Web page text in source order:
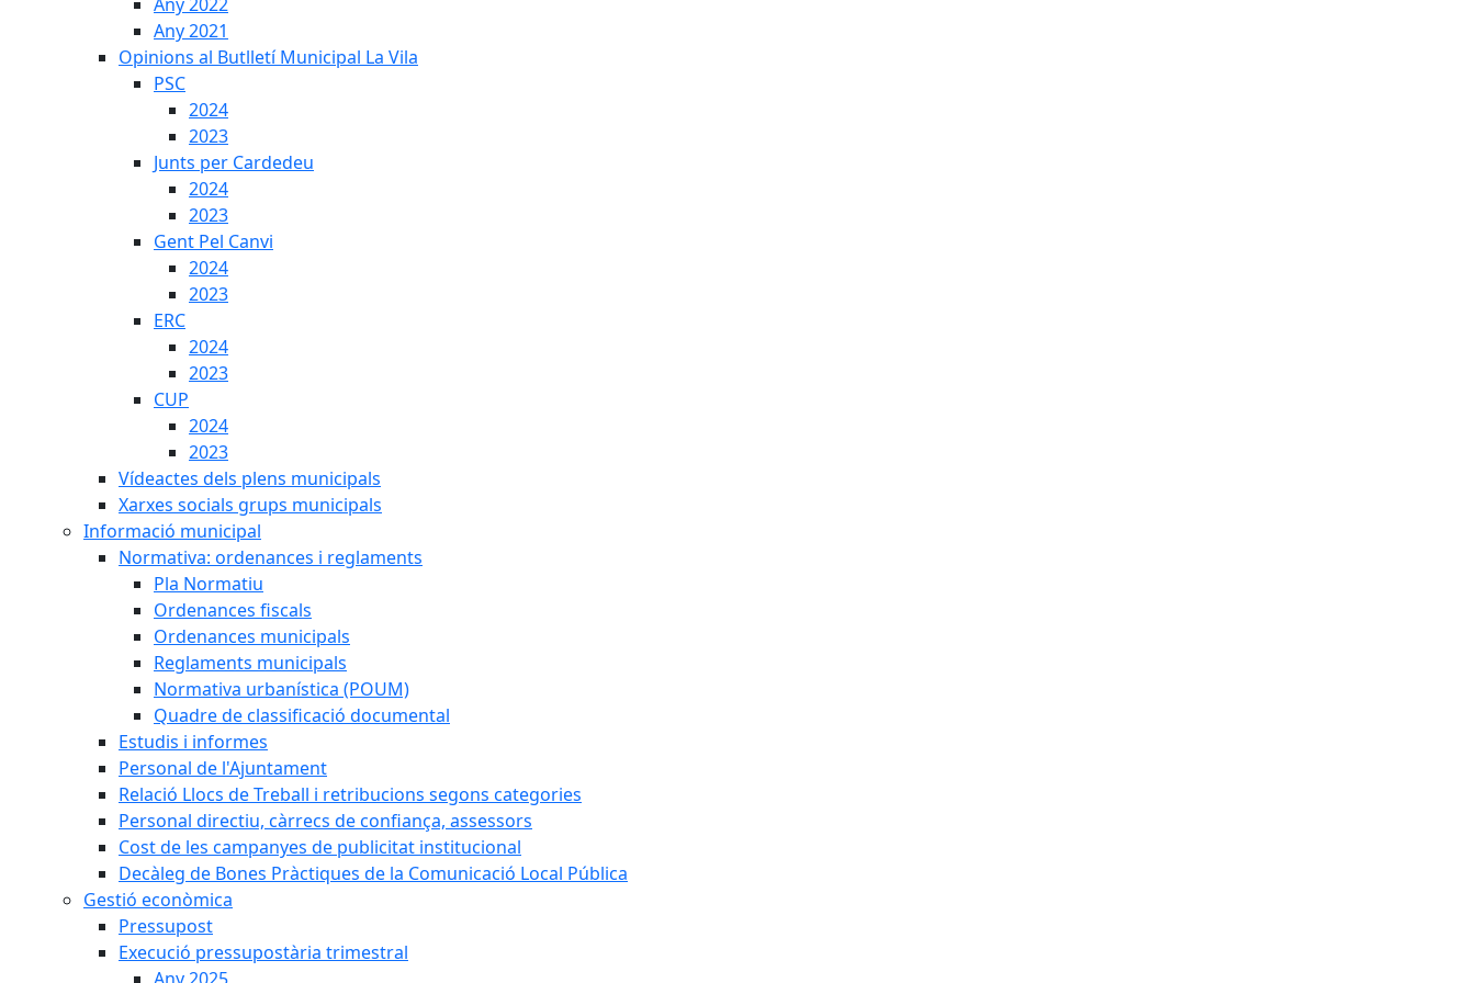
Any 2021
Opinions al Butlletí Municipal La Vila
PSC
2024
2023
Junts per Cardedeu
2024
2023
Gent Pel Canvi
2024
2023
ERC
2024
2023
CUP
2024
2023
Vídeactes dels plens municipals
Xarxes socials grups municipals
Informació municipal
Normativa: ordenances i reglaments
Pla Normatiu
Ordenances fiscals
Ordenances municipals
Reglaments municipals
Normativa urbanística (POUM)
Quadre de classificació documental
Estudis i informes
Personal de l'Ajuntament
Relació Llocs de Treball i retribucions segons categories
Personal directiu, càrrecs de confiança, assessors
Cost de les campanyes de publicitat institucional
Decàleg de Bones Pràctiques de la Comunicació Local Pública
Gestió econòmica
Pressupost
Execució pressupostària trimestral